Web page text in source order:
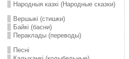
Народныя казкі (Народные сказки)
Вершыкі (стишки)
Байкі (басни)
Пераклады (переводы)
Песні